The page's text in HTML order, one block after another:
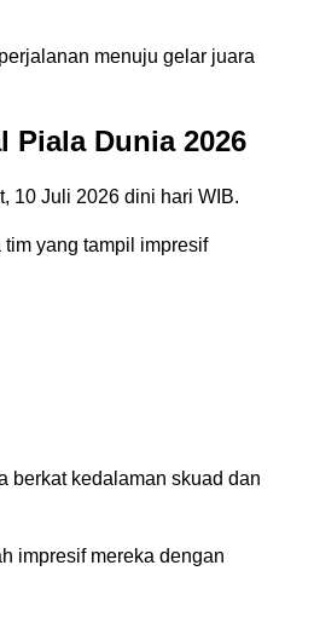
menuju gelar juara
Piala Dunia 2026
10 Juli 2026 dini hari WIB.
yang tampil impresif
berkat kedalaman skuad dan
impresif mereka dengan